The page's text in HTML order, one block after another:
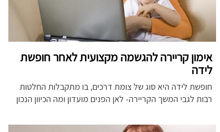
אימון קריירה להגשמה מקצועית לאחר חופשת
לידה
חופשת לידה היא סוג של צומת דרכים, בו מתקבלות החלטות
רבות לגבי המשך הקריירה- לאן הפנים מועדון ומה הכיוון הנכון